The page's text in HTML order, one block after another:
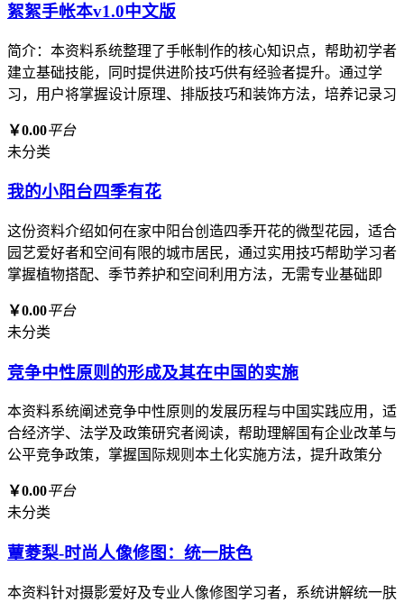
絮絮手帐本v1.0中文版
简介：本资料系统整理了手帐制作的核心知识点，帮助初学者
建立基础技能，同时提供进阶技巧供有经验者提升。通过学
习，用户将掌握设计原理、排版技巧和装饰方法，培养记录习
￥0.00平台
未分类
我的小阳台四季有花
这份资料介绍如何在家中阳台创造四季开花的微型花园，适合
园艺爱好者和空间有限的城市居民，通过实用技巧帮助学习者
掌握植物搭配、季节养护和空间利用方法，无需专业基础即
￥0.00平台
未分类
竞争中性原则的形成及其在中国的实施
本资料系统阐述竞争中性原则的发展历程与中国实践应用，适
合经济学、法学及政策研究者阅读，帮助理解国有企业改革与
公平竞争政策，掌握国际规则本土化实施方法，提升政策分
￥0.00平台
未分类
蕈菱梨-时尚人像修图：统一肤色
本资料针对摄影爱好及专业人像修图学习者，系统讲解统一肤